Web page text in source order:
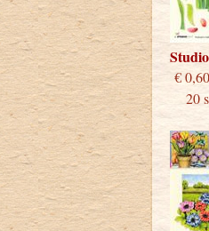
20